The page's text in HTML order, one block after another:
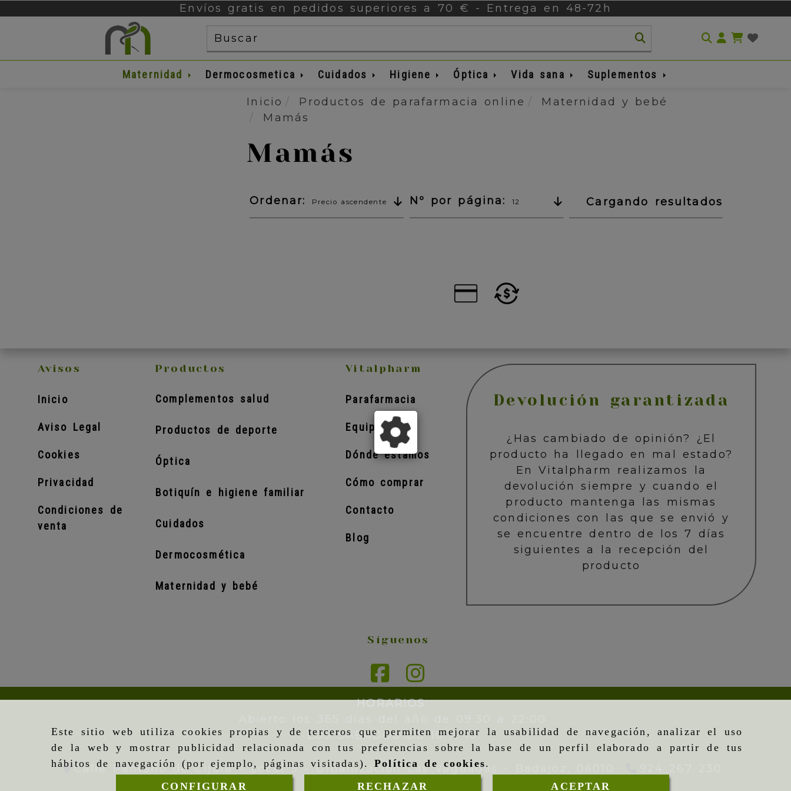
Este sitio web utiliza cookies propias y de terceros que permiten mejorar la usabilidad de navegación, analizar el uso
de la web y mostrar publicidad relacionada con tus preferencias sobre la base de un perfil elaborado a partir de tus
hábitos de navegación (por ejemplo, páginas visitadas).Política de cookies.
CONFIGURAR
RECHAZAR ACEPTAR
Envíos gratis en pedidos superiores a 70 € - Entrega en 48-72h
Maternidad Dermocosmetica Cuidados Higiene Óptica Vida sana Suplementos
Inicio Productos de parafarmacia online
Maternidad y bebé
Mamás
Mamás
Ordenar: Precio ascendente Nº por página: 12 Cargando resultados
Avisos
Inicio
Aviso Legal
Cookies
Privacidad
Condiciones de
venta
Productos
Complementos salud
Productos de deporte
Óptica
Botiquín e higiene familiar
Cuidados
Dermocosmética
Maternidad y bebé
Vitalpharm
Parafarmacia
Equipo
Dónde estamos
Cómo comprar
Contacto
Blog
Devolución garantizada
¿Has cambiado de opinión? ¿El
producto ha llegado en mal estado?
En Vitalpharm realizamos la
devolución siempre y cuando el
producto mantenga las mismas
condiciones con las que se envió y
se encuentre dentro de los 7 días
siguientes a la recepción del
producto
Síguenos
HORARIOS:
LOS SÁBADOS DE 10 A 10
Calle Pantano de Cijara – Local 9 - Urbanización Las Vaguadas -